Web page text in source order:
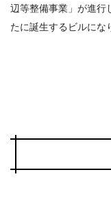
辺等整備事業」が進行
たに誕生するビルにな